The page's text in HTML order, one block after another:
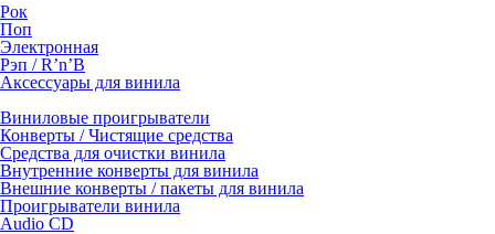
Рок
Поп
Электронная
Рэп / R’n’B
Аксессуары для винила
Виниловые проигрыватели
Конверты / Чистящие средства
Средства для очистки винила
Внутренние конверты для винила
Внешние конверты / пакеты для винила
Проигрыватели винила
Audio CD